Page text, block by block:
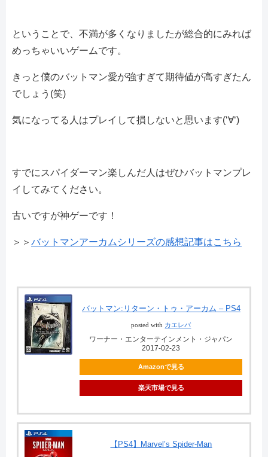
ということで、不満が多くなりましたが総合的にみれば
めっちゃいいゲームです。
きっと僕のバットマン愛が強すぎて期待値が高すぎたん
でしょう(笑)
気になってる人はプレイして損しないと思います(‘∀‘)
すでにスパイダーマン楽しんだ人はぜひバットマンプレ
イしてみてください。
古いですが神ゲーです！
＞＞ バットマンアーカムシリーズの感想記事はこちら
バットマン:リターン・トゥ・アーカム – PS4
posted with カエレバ
ワーナー・エンターテインメント・ジャパン
2017-02-23
Amazonで見る
楽天市場で見る
【PS4】Marvel’s Spider-Man